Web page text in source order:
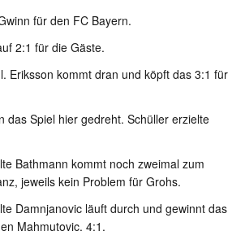
für den FC Bayern.
2:1 für die Gäste.
Eriksson kommt dran und köpft das 3:1 für
das Spiel hier gedreht. Schüller erzielte
Bathmann kommt noch zweimal zum
jeweils kein Problem für Grohs.
Damnjanovic läuft durch und gewinnt das
Mahmutovic. 4:1.